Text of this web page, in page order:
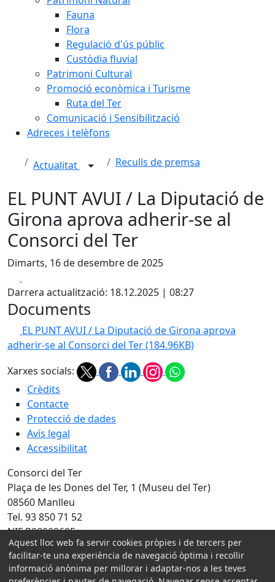
Fauna
Flora
Regulació d'ús públic
Custòdia fluvial
Patrimoni Cultural
Promoció econòmica i Turisme
Ruta del Ter
Comunicació i Sensibilització
Adreces i telèfons
Actualitat Reculls de premsa
EL PUNT AVUI / La Diputació de
Girona aprova adherir-se al
Consorci del Ter
Dimarts, 16 de desembre de 2025
Darrera actualització: 18.12.2025 | 08:27
Documents
EL PUNT AVUI / La Diputació de Girona aprova
adherir-se al Consorci del Ter(184.96KB)
Xarxes socials:
Crèdits
Contacte
Protecció de dades
Avís legal
Accessibilitat
Consorci del Ter
Plaça de les Dones del Ter, 1 (Museu del Ter)
08560 Manlleu
Tel. 93 850 71 52
NIF P0800060F
Amb la col·laboració de:
Aquest lloc web fa servir cookies pròpies i de tercers per
facilitar-te una experiència de navegació òptima i recollir
informació anònima per millorar i adaptar-nos a les teves